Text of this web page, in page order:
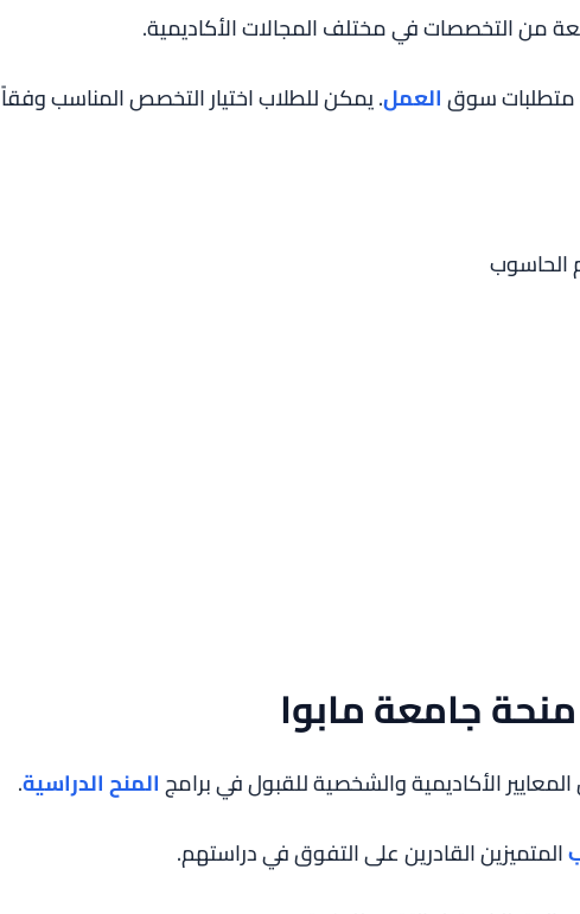
من التخصصات في مختلف المجالات الأكاديمية.
متطلبات سوقالعمل. يمكن للطلاب اختيار التخصص المناسب وفقاً
الحاسوب
جامعة مابوا
الأكاديمية والشخصية للقبول في برامجالمنح الدراسية.
المتميزين القادرين على التفوق في دراستهم.